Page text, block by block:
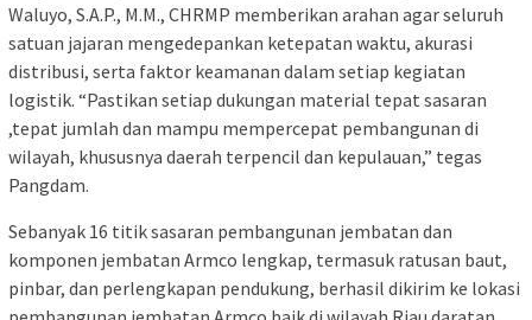
Waluyo, S.A.P., M.M., CHRMP memberikan arahan agar seluruh
satuan jajaran mengedepankan ketepatan waktu, akurasi
distribusi, serta faktor keamanan dalam setiap kegiatan
logistik. “Pastikan setiap dukungan material tepat sasaran
,tepat jumlah dan mampu mempercepat pembangunan di
wilayah, khususnya daerah terpencil dan kepulauan,” tegas
Pangdam.
Sebanyak 16 titik sasaran pembangunan jembatan dan
komponen jembatan Armco lengkap, termasuk ratusan baut,
pinbar, dan perlengkapan pendukung, berhasil dikirim ke lokasi